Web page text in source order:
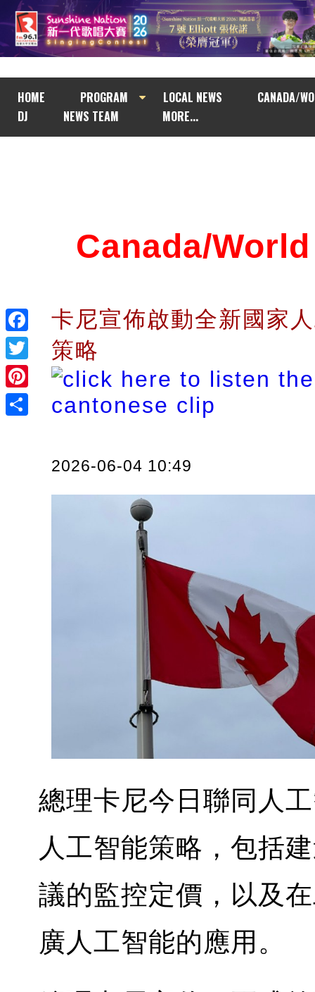
HOME PROGRAM LOCAL NEWS
CANADA/
DJ
NEWS TEAM MORE...
Facebook
Twitter
Pinterest
Canada/
卡尼宣佈啟動全新國家
策略
2026-06-04 10:49
總理卡尼今日聯同人
人工智能策略，包括
議的監控定價，以及
廣人工智能的應用。